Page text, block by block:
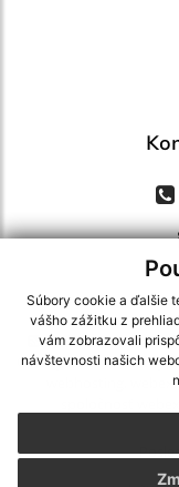
Súbory cookie a ďalšie
vášho zážitku z
vám zobrazovali
návštevnosti našich
využite možnosť
CMS systém (redakčný)